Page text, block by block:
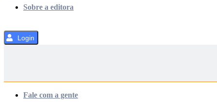
Sobre a editora
Fale com a gente
Login